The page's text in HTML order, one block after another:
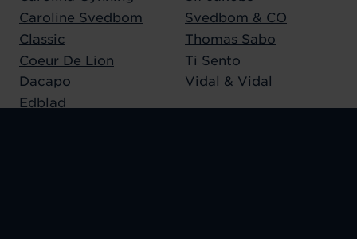
Caroline Svedbom
Classic
Coeur De Lion
Dacapo
Edblad
Svedbom & CO
Thomas Sabo
Ti Sento
Vidal & Vidal